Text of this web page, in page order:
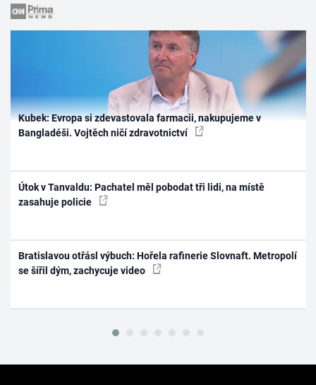
Kubek: Evropa si zdevastovala farmacii, nakupujeme v
Bangladéši. Vojtěch ničí zdravotnictví
Útok v Tanvaldu: Pachatel měl pobodat tři lidi, na místě
zasahuje policie
Bratislavou otřásl výbuch: Hořela rafinerie Slovnaft. Metropolí
se šířil dým, zachycuje video